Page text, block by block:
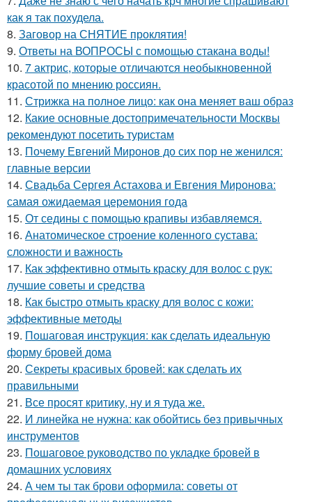
как я так похудела.
8. Заговор на СНЯТИЕ проклятия!
9. Ответы на ВОПРОСЫ с помощью стакана воды!
10. 7 актрис, которые отличаются необыкновенной
красотой по мнению россиян.
11. Стрижка на полное лицо: как она меняет ваш образ
12. Какие основные достопримечательности Москвы
рекомендуют посетить туристам
13. Почему Евгений Миронов до сих пор не женился:
главные версии
14. Свадьба Сергея Астахова и Евгения Миронова:
самая ожидаемая церемония года
15. От седины с помощью крапивы избавляемся.
16. Анатомическое строение коленного сустава:
сложности и важность
17. Как эффективно отмыть краску для волос с рук:
лучшие советы и средства
18. Как быстро отмыть краску для волос с кожи:
эффективные методы
19. Пошаговая инструкция: как сделать идеальную
форму бровей дома
20. Секреты красивых бровей: как сделать их
правильными
21. Все просят критику, ну и я туда же.
22. И линейка не нужна: как обойтись без привычных
инструментов
23. Пошаговое руководство по укладке бровей в
домашних условиях
24. А чем ты так брови оформила: советы от